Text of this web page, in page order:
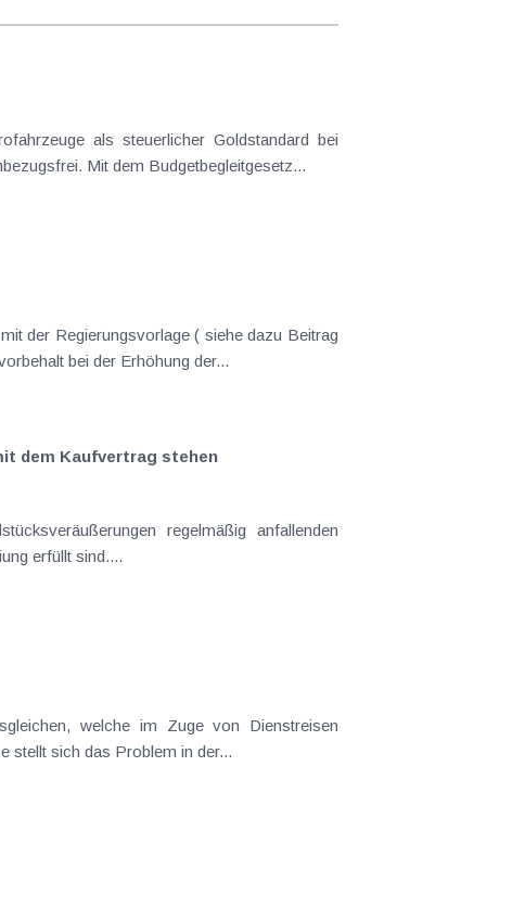
Mit dem Budgetbegleitgesetz...
der Regierungsvorlage ( siehe dazu Beitrag
Änderungen gekommen. Kein Progressionsvorbehalt bei der Erhöhung der...
dem Kaufvertrag stehen
erfüllt sind....
stellt sich das Problem in der...